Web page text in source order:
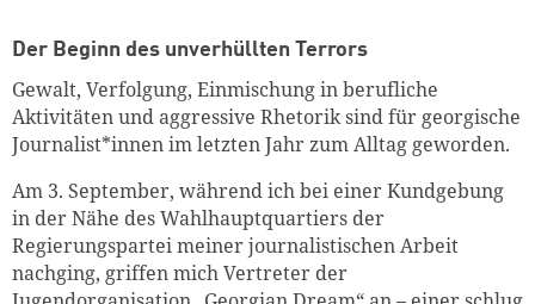
Der Beginn des unverhüllten Terrors
Gewalt, Verfolgung, Einmischung in berufliche
Aktivitäten und aggressive Rhetorik sind für georgische
Journalist*innen im letzten Jahr zum Alltag geworden.
Am 3. September, während ich bei einer Kundgebung
in der Nähe des Wahlhauptquartiers der
Regierungspartei meiner journalistischen Arbeit
nachging, griffen mich Vertreter der